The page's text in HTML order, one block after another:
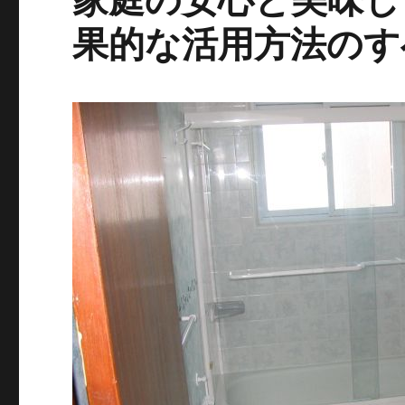
果的な活用方法の